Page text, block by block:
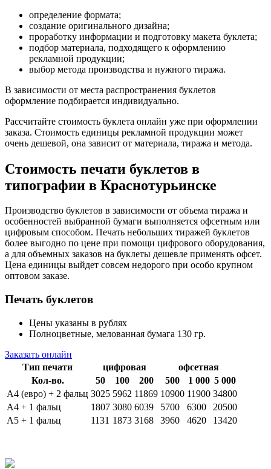
определение формата;
создание оригинального дизайна;
проработку информации и подготовку макета буклета;
подбор материала, подходящего к оформлению
рекламной продукции;
выбор метода производства и нужного тиража.
В зависимости от места распространения буклетов
оформление подбирается индивидуально.
Рассчитайте стоимость буклета онлайн уже при оформлении
заказа. Стоимость единицы рекламной продукции может
очень дешевой, она зависит от материала, тиража и метода.
Стоимость печати буклетов в
типографии в Краснотурьинске
Производство буклетов в зависимости от объема тиража и
особенностей выбранной бумаги выполняется офсетным или
цифровым способом. Печать небольших тиражей буклетов
более выгодно по цене при помощи цифрового оборудования,
а для объемных заказов на буклеты дешевле применять офсет.
Цена единицы выйдет совсем недорого при особо крупном
оптовом заказе.
Печать буклетов
Цены указаны в рублях
Полноцветные, мелованная бумага 130 гр.
Заказать онлайн
Тип печати
цифровая
офсетная
Кол-во.
50 100 200 500 1 000 5 000
А4 (евро) + 2 фальц 3025 5962 11869 10900 11900 34800
А4 + 1 фальц
1807 3080 6039 5700 6300
20500
А5 + 1 фальц
1131 1873 3168 3960 4620 13420